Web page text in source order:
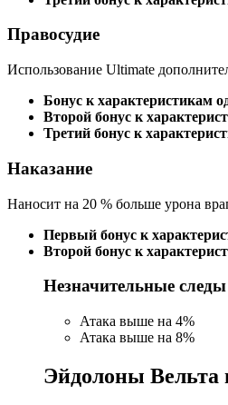
Правосудие
Использование Ultimate
Бонус к характеристикам
Второй бонус к
Третий бонус к
Наказание
Наносит на 20 % больше урона
Первый бонус к
Второй бонус к
Незначительные следы
Атака выше на 4%
Атака выше на 8%
Эйдолоны Вельта